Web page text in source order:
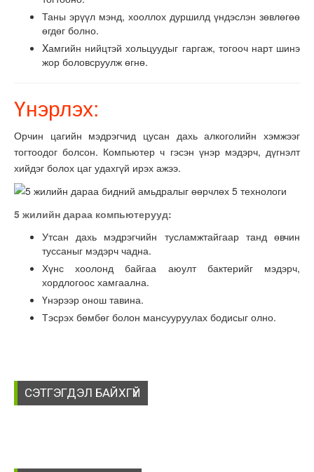
Таны эрүүл мэнд, хооллох дуршилд үндэслэн зөвлөгөө
өгдөг болно.
Xамгийн нийцтэй хольцуудыг гаргаж, тогооч нарт шинэ
жор боловсруулж өгнө.
Үнэрлэх:
Орчин цагийн мэдрэгчид цусан дахь алкоголийн хэмжээг
тогтоодог болсон. Компьютер ч гэсэн үнэр мэдэрч, дүгнэлт
хийдэг болох цаг удахгүй ирэх ажээ.
5 жилийн дараа компьютерууд:
Утсан дахь мэдрэгчийн тусламжтайгаар танд өвчин
туссаныг мэдэрч чадна.
Хүнс хоолонд байгаа аюулт бактерийг мэдэрч,
хордлогоос хамгаална.
Үнэрээр онош тавина.
Тэсрэх бөмбөг болон мансууруулах бодисыг олно.
СЭТГЭГДЭЛ БАЙХГҮЙ